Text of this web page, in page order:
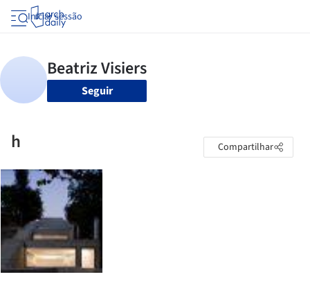
Iniciar sessão
Seguir
h Compartilhar